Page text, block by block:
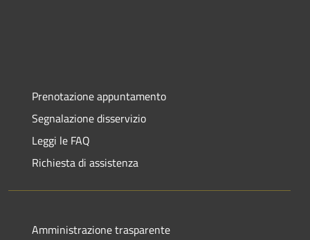
Prenotazione appuntamento
Segnalazione disservizio
Leggi le FAQ
Richiesta di assistenza
Amministrazione trasparente